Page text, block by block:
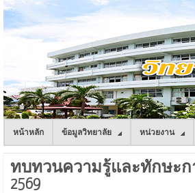
หน้าหลัก ข้อมูลวิทยาลัย หน่วยงาน
ทบทวนความรู้และทักษะก
2569